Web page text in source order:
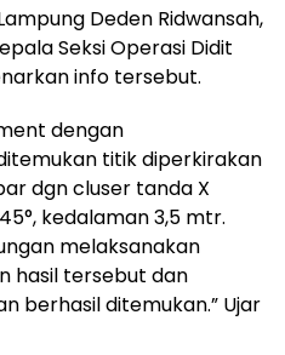
Deden Ridwansah,
Seksi Operasi Didit
info tersebut.
dengan
titik diperkirakan
dgn cluser tanda X
kedalaman 3,5 mtr.
melaksanakan
hasil tersebut dan
berhasil ditemukan.” Ujar